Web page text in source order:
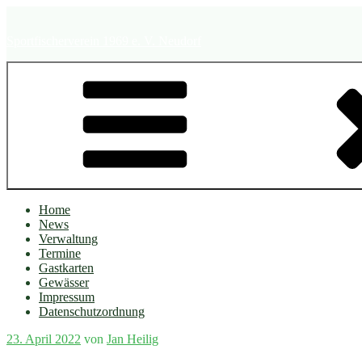
Home
News
Verwaltung
Termine
Gastkarten
Gewässer
Impressum
Datenschutzordnung
Veröffentlicht
23. April 2022 von Jan Heilig